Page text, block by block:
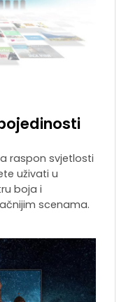
raspon svjetlosti
uživati u
boja i
scenama.